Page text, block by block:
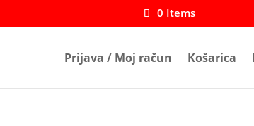
0 Items
Prijava / Moj račun Košarica